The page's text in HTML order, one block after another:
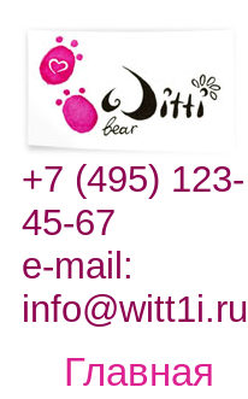
+7 (495) 123-
45-67
e-mail:
info@witt1i.ru
Главная